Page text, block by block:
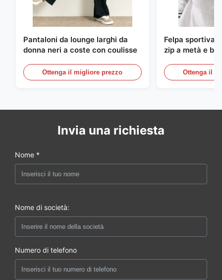
Pantaloni da lounge larghi da
donna neri a coste con coulisse
Ottenga il migliore prezzo
Felpa sportiva
zip a metà e
Ottenga il
Invia una richiesta
Nome *
Nome di società:
Numero di telefono